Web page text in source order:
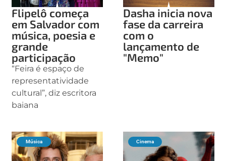
Flipelô começa
em Salvador com
música, poesia e
grande
participação
“Feira é espaço de
representatividade
cultural”, diz escritora
baiana
Dasha inicia nova
fase da carreira
com o
lançamento de
"Memo"
Música Cinema